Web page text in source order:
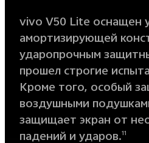
vivo V50 Lite оснащен
амортизирующей
ударопрочным
прошел строгие
Кроме того, особый
воздушными
защищает экран от
падений и ударов.11